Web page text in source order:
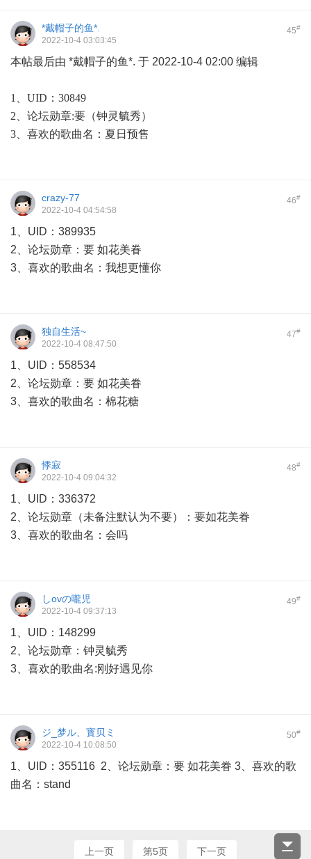
45#
*戴帽子的鱼*.
2022-10-4 03:03:45
本帖最后由 *戴帽子的鱼*. 于 2022-10-4 02:00 编辑
1、UID：30849
2、论坛勋章:要（钟灵毓秀）
3、 喜欢的歌曲名 ：夏日预售
46#
crazy-77
2022-10-4 04:54:58
1、UID：389935
2、论坛勋章：要 如花美眷
3、喜欢的歌曲名：我想更懂你
47#
独自生活~
2022-10-4 08:47:50
1、UID：558534
2、论坛勋章：要 如花美眷
3、喜欢的歌曲名：棉花糖
48#
悸寂
2022-10-4 09:04:32
1、UID：336372
2、论坛勋章（未备注默认为不要）：要如花美眷
3、喜欢的歌曲名：会吗
49#
しovの嚨児
2022-10-4 09:37:13
1、UID：148299
2、论坛勋章：钟灵毓秀
3、喜欢的歌曲名:刚好遇见你
50#
ジ_梦ル、寳贝ミ
2022-10-4 10:08:50
1、UID：355116 2、论坛勋章：要 如花美眷 3、喜欢的歌
曲名：stand
上一页 第5页 下一页